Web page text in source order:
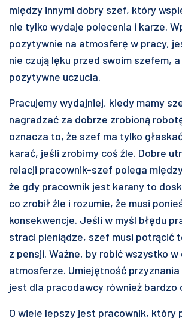
między innymi dobry szef, który
nie tylko wydaje polecenia i karze.
pozytywnie na atmosferę w pracy,
nie czują lęku przed swoim szefem,
pozytywne uczucia.
Pracujemy wydajniej, kiedy mamy
nagradzać za dobrze zrobioną
oznacza to, że szef ma tylko
karać, jeśli zrobimy coś źle. Dobre
relacji pracownik-szef polega
że gdy pracownik jest karany to
co zrobił źle i rozumie, że musi
konsekwencje. Jeśli w myśl błędu
straci pieniądze, szef musi potrącić
z pensji. Ważne, by robić wszystko
atmosferze. Umiejętność przyznania
jest dla pracodawcy również bardzo
O wiele lepszy jest pracownik, który